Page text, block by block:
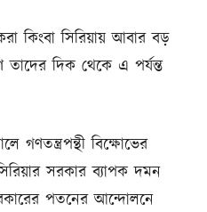
কিংবা সিরিয়ায় আবার বড়
দিক থেকে এ পর্যন্ত
গণতন্ত্রপন্থী বিক্ষোভের
সরকার ব্যাপক দমন
পতনের আন্দোলনে